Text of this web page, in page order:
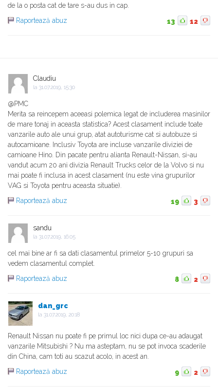
de la o posta cat de tare s-au dus in cap.
Raportează abuz
13 12
Claudiu
la 31.07.2019, 15:30
@PMC
Merita sa reincepem aceeasi polemica legat de includerea masinilor
de mare tonaj in aceasta statistica? Acest clasament include toate
vanzarile auto ale unui grup, atat autoturisme cat si autobuze si
autocamioane. Inclusiv Toyota are incluse vanzarile diviziei de
camioane Hino. Din pacate pentru alianta Renault-Nissan, si-au
vandut acum 20 ani divizia Renault Trucks celor de la Volvo si nu
mai poate fi inclusa in acest clasament (nu este vina grupurilor
VAG si Toyota pentru aceasta situatie).
Raportează abuz
19 3
sandu
la 31.07.2019, 16:05
cel mai bine ar fi sa dati clasamentul primelor 5-10 grupuri sa
vedem clasamentul complet.
Raportează abuz
8 2
dan_grc
la 31.07.2019, 20:18
Renault Nissan nu poate fi pe primul loc nici dupa ce-au adaugat
vanzarile Mitsubishi ? Nu ma asteptam, nu se pot invoca scaderile
din China, cam toti au scazut acolo, in acest an.
Raportează abuz
9 2